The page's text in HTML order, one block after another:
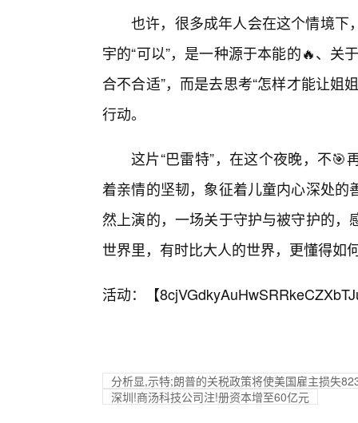
也许，很多成年人会在这个情境下
宇的“可以”，是一种源于本能的🔥、关
合不合适”，而是去思考“怎样才能让姐
行动。
这片“巴雷特”，在这个夜晚，不
着亲情的坚韧，象征着儿童内心深处
然上演的，一场关于守护与被守护的
世界里，有时比大人的世界，更懂得如
活动：【
分析显,示特;朗普的关税政策将使美国雇主损失
深圳!商汤科技公司注!册资本增至60亿元